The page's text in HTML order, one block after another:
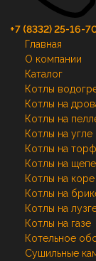
+7 (8332) 25-16-
Главная
О компании
Каталог
Котлы
Котлы на
Котлы на
Котлы на угле
Котлы на
Котлы на
Котлы на коре
Котлы на
Котлы на
Котлы на газе
Котельное
Сушильные